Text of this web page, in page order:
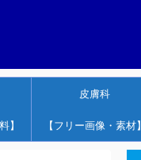
皮膚科
】 【フリー画像・素材】